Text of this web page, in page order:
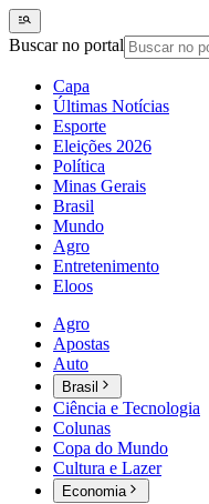
Buscar no portal
Capa
Últimas Notícias
Esporte
Eleições 2026
Política
Minas Gerais
Brasil
Mundo
Agro
Entretenimento
Eloos
Agro
Apostas
Auto
Brasil
Ciência e Tecnologia
Colunas
Copa do Mundo
Cultura e Lazer
Economia